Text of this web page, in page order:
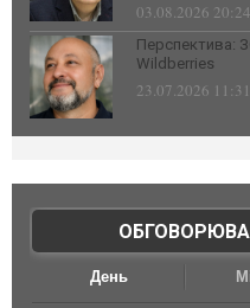
03.08.2026 20:24
Перспектива:
Wildberries
23.07.2026 11:31
День